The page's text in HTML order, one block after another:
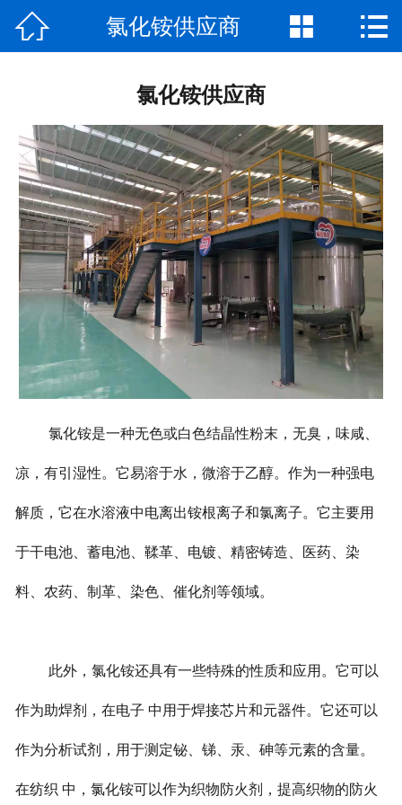
网站首页
厂房厂景
新闻资讯
荣誉资质
联系我们
 氯化铵供应商  
氯化铵供应商
氯化铵是一种无色或白色结晶性粉末，无臭，味咸、
凉，有引湿性。它易溶于水，微溶于乙醇。作为一种强电
解质，它在水溶液中电离出铵根离子和氯离子。 它主要用
于干电池、蓄电池、鞣革、电镀、精密铸造、医药、染
料、农药、制革、染色、催化剂等领域。
此外，氯化铵还具有一些特殊的性质和应用。它可以
作为助焊剂，在电子 中用于焊接芯片和元器件。它还可以
作为分析试剂，用于测定铋、锑、汞、砷等元素的含量。
在纺织 中，氯化铵可以作为织物防火剂，提高织物的防火